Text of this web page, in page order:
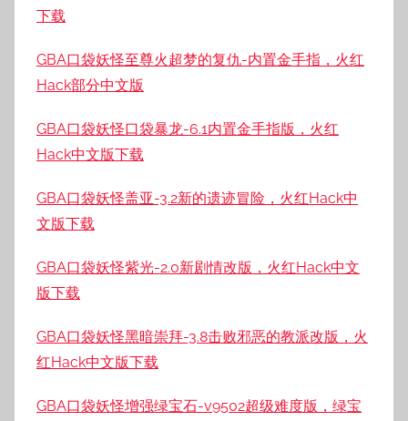
下载
GBA口袋妖怪至尊火超梦的复仇-内置金手指，火红
Hack部分中文版
GBA口袋妖怪口袋暴龙-6.1内置金手指版，火红
Hack中文版下载
GBA口袋妖怪盖亚-3.2新的遗迹冒险，火红Hack中
文版下载
GBA口袋妖怪紫光-2.0新剧情改版，火红Hack中文
版下载
GBA口袋妖怪黑暗崇拜-3.8击败邪恶的教派改版，火
红Hack中文版下载
GBA口袋妖怪增强绿宝石-v9502超级难度版，绿宝